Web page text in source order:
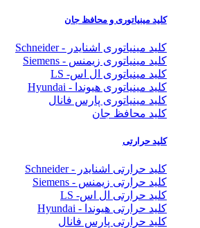
کلید مینیاتوری و محافظ جان
کلید مینیاتوری اشنایدر - Schneider
کلید مینیاتوری زیمنس - Siemens
کلید مینیاتوری ال اس- LS
کلید مینیاتوری هیوندا - Hyundai
کلید مینیاتوری پارس فانال
کلید محافظ جان
کلید حرارتی
کلید حرارتی اشنایدر - Schneider
کلید حرارتی زیمنس - Siemens
کلید حرارتی ال اس- LS
کلید حرارتی هیوندا - Hyundai
کلید حرارتی پارس فانال